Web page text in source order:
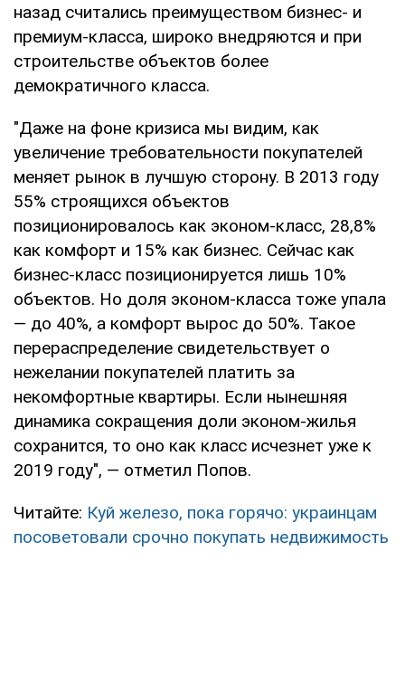
назад считались преимуществом бизнес- и
премиум-класса, широко внедряются и при
строительстве объектов более
демократичного класса.
"Даже на фоне кризиса мы видим, как
увеличение требовательности покупателей
меняет рынок в лучшую сторону. В 2013 году
55% строящихся объектов
позиционировалось как эконом-класс, 28,8%
как комфорт и 15% как бизнес. Сейчас как
бизнес-класс позиционируется лишь 10%
объектов. Но доля эконом-класса тоже упала
— до 40%, а комфорт вырос до 50%. Такое
перераспределение свидетельствует о
нежелании покупателей платить за
некомфортные квартиры. Если нынешняя
динамика сокращения доли эконом-жилья
сохранится, то оно как класс исчезнет уже к
2019 году", — отметил Попов.
Читайте: Куй железо, пока горячо: украинцам
посоветовали срочно покупать недвижимость